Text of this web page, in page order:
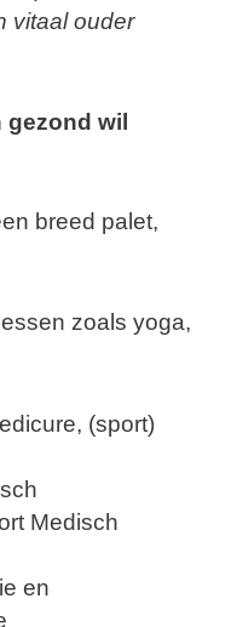
vitaal ouder
gezond wil
breed palet,
zoals yoga,
(sport)
Medisch
en